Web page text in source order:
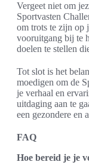
Vergeet niet om
Sportvasten
om trots te zijn op
vooruitgang bij te
doelen te stellen
Tot slot is het
moedigen om de
je verhaal en
uitdaging aan te
een gezondere en
FAQ
Hoe bereid je je